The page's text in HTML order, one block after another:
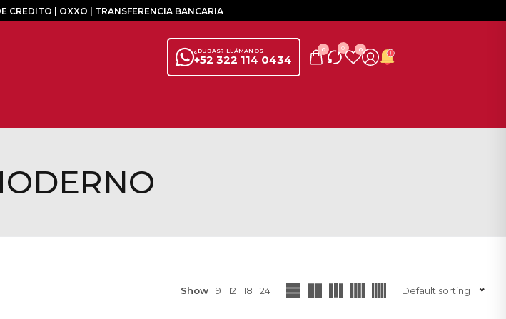
CREDITO | OXXO | TRANSFERENCIA BANCARIA
+52 322 114 0434
¿DUDAS? LLÁMANOS 0 0 0
Show 9 12 18 24 Default sorting